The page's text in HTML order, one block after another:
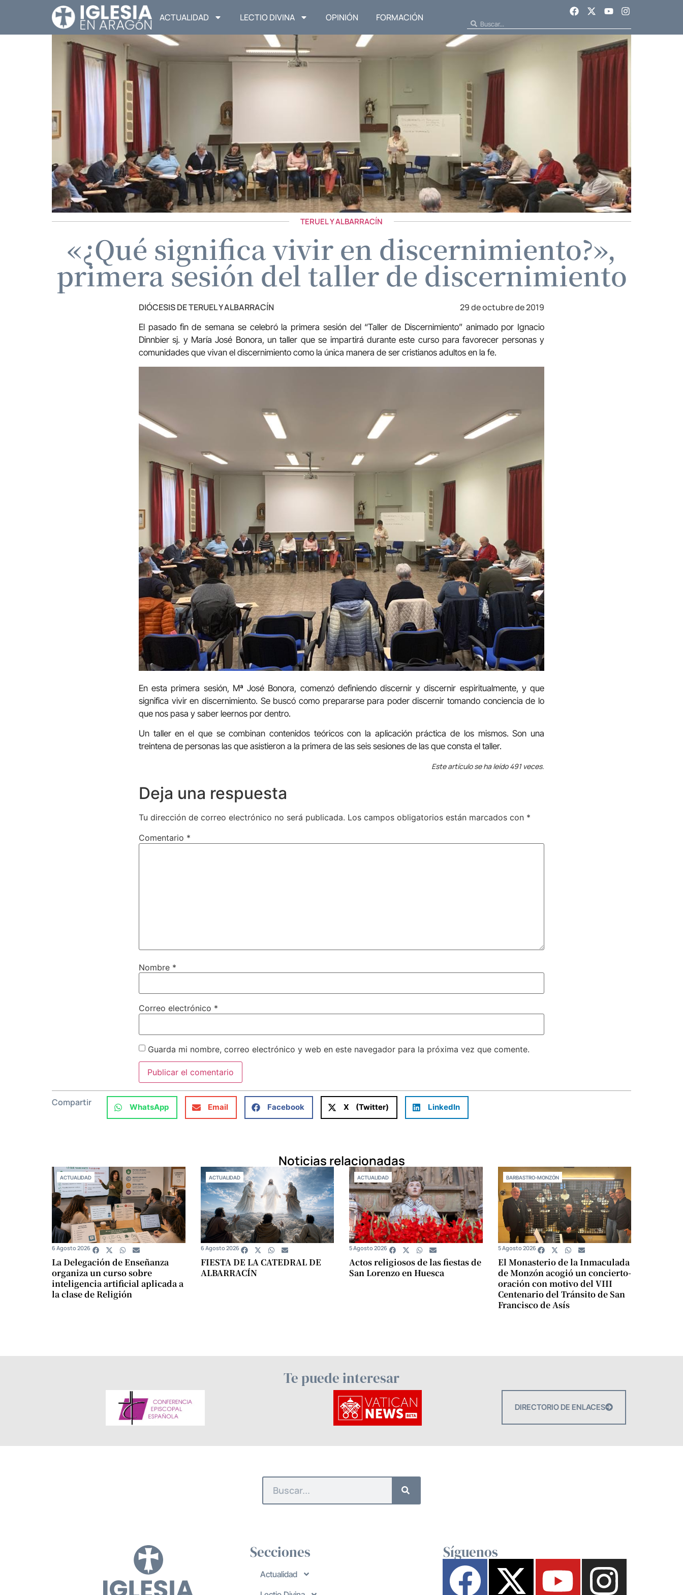
ACTUALIDAD LECTIO DIVINA OPINIÓN FORMACIÓN
TERUEL Y ALBARRACÍN
«¿Qué significa vivir en discernimiento?»,
primera sesión del taller de discernimiento
DIÓCESIS DE TERUEL Y ALBARRACÍN 29 de octubre de 2019
El pasado fin de semana se celebró la primera sesión del “Taller de Discernimiento” animado por Ignacio
Dinnbier sj. y María José Bonora, un taller que se impartirá durante este curso para favorecer personas y
comunidades que vivan el discernimiento como la única manera de ser cristianos adultos en la fe.
En esta primera sesión, Mª José Bonora, comenzó definiendo discernir y discernir espiritualmente, y que
significa vivir en discernimiento. Se buscó como prepararse para poder discernir tomando conciencia de lo
que nos pasa y saber leernos por dentro.
Un taller en el que se combinan contenidos teóricos con la aplicación práctica de los mismos. Son una
treintena de personas las que asistieron a la primera de las seis sesiones de las que consta el taller.
Este artículo se ha leído 491 veces.
Deja una respuesta
Tu dirección de correo electrónico no será publicada. Los campos obligatorios están marcados con *
Comentario *
Nombre *
Correo electrónico *
Guarda mi nombre, correo electrónico y web en este navegador para la próxima vez que comente.
Compartir WhatsApp Email Facebook X (Twitter) LinkedIn
Noticias relacionadas
ACTUALIDAD
La Delegación de Enseñanza
organiza un curso sobre
inteligencia artificial aplicada a
la clase de Religión
6 Agosto 2026
ACTUALIDAD
FIESTA DE LA CATEDRAL DE
ALBARRACÍN
6 Agosto 2026
ACTUALIDAD
Actos religiosos de las fiestas de
San Lorenzo en Huesca
5 Agosto 2026
BARBASTRO-MONZÓN
El Monasterio de la Inmaculada
de Monzón acogió un concierto-
oración con motivo del VIII
Centenario del Tránsito de San
Francisco de Asís
5 Agosto 2026
Te puede interesar
DIRECTORIO DE ENLACES
Secciones
Actualidad
Síguenos